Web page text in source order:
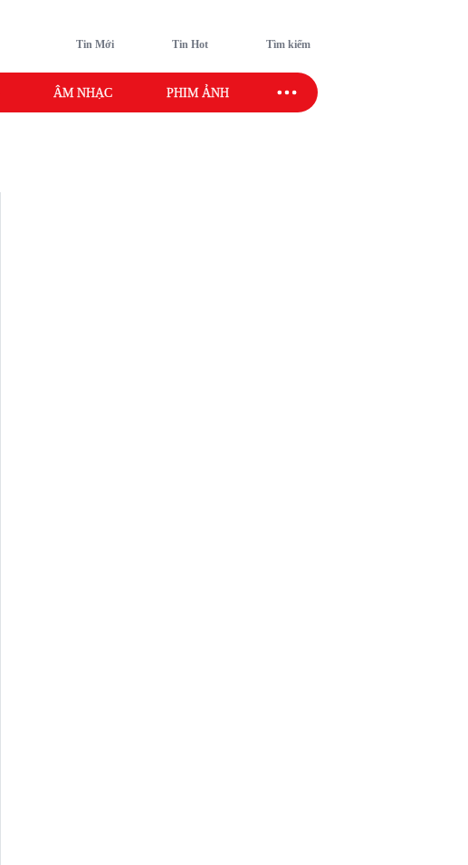
Tin Mới Tin Hot Tìm kiếm
ÂM NHẠC PHIM ẢNH SAO SPORT